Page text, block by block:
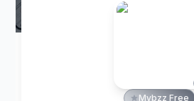
Mybzz Free